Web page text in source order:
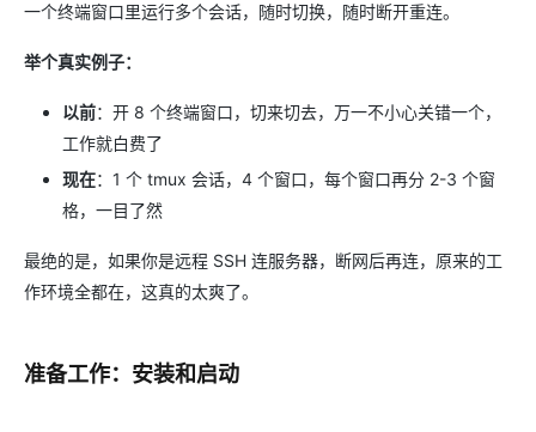
一个终端窗口里运行多个会话，随时切换，随时断开重连。
举个真实例子：
以前：开 8 个终端窗口，切来切去，万一不小心关错一个，
工作就白费了
现在：1 个 tmux 会话，4 个窗口，每个窗口再分 2-3 个窗
格，一目了然
最绝的是，如果你是远程 SSH 连服务器，断网后再连，原来的工
作环境全都在，这真的太爽了。
准备工作：安装和启动